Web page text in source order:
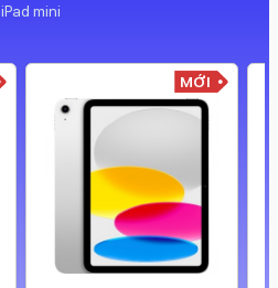
iPad mini
MỚI